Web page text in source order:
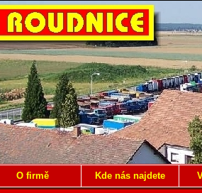
O firmě Kde nás najdete